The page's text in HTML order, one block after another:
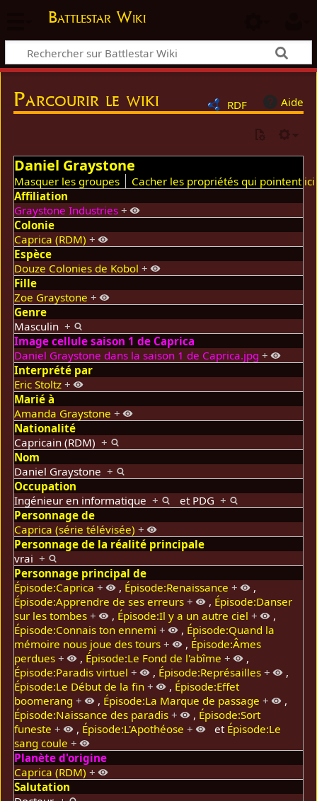
Battlestar Wiki
RDF Aide
Parcourir le wiki
Daniel Graystone
Masquer les groupes
Cacher les propriétés qui pointent ici
Affiliation
Graystone Industries +
Colonie
Caprica (RDM) +
Espèce
Douze Colonies de Kobol +
Fille
Zoe Graystone +
Genre
Masculin+
Image cellule saison 1 de Caprica
Daniel Graystone dans la saison 1 de Caprica.jpg +
Interprété par
Eric Stoltz +
Marié à
Amanda Graystone +
Nationalité
Capricain (RDM)+
Nom
Daniel Graystone+
Occupation
Ingénieur en informatique+ et PDG+
Personnage de
Caprica (série télévisée) +
Personnage de la réalité principale
vrai+
Personnage principal de
Épisode:Caprica + , Épisode:Renaissance +
,
Épisode:Apprendre de ses erreurs + , Épisode:Danser
sur les tombes + , Épisode:Il y a un autre ciel +
,
Épisode:Connais ton ennemi + , Épisode:Quand la
mémoire nous joue des tours + , Épisode:Âmes
perdues + , Épisode:Le Fond de l'abîme +
,
Épisode:Paradis virtuel + , Épisode:Représailles +
,
Épisode:Le Début de la fin + , Épisode:Effet
boomerang + , Épisode:La Marque de passage +
,
Épisode:Naissance des paradis + , Épisode:Sort
funeste + , Épisode:L'Apothéose + et Épisode:Le
sang coule +
Planète d'origine
Caprica (RDM) +
Salutation